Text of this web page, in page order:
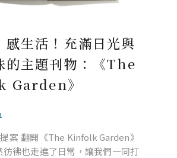
感生活！充滿日光與
的主題刊物：《The
》
案 翻開《The Kinfolk Garden》
彷彿也走進了日常，讓我們一同打